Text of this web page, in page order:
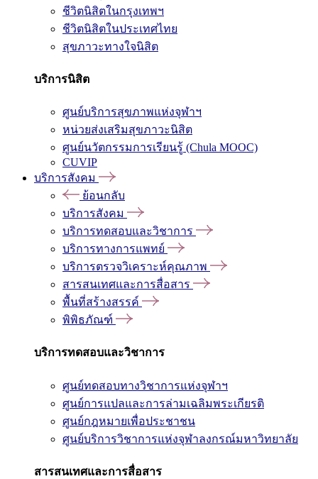
ชีวิตนิสิตในกรุงเทพฯ
ชีวิตนิสิตในประเทศไทย
สุขภาวะทางใจนิสิต
บริการนิสิต
ศูนย์บริการสุขภาพแห่งจุฬาฯ
หน่วยส่งเสริมสุขภาวะนิสิต
ศูนย์นวัตกรรมการเรียนรู้ (Chula MOOC)
CUVIP
บริการสังคม
ย้อนกลับ
บริการสังคม
บริการทดสอบและวิชาการ
บริการทางการแพทย์
บริการตรวจวิเคราะห์คุณภาพ
สารสนเทศและการสื่อสาร
พื้นที่สร้างสรรค์
พิพิธภัณฑ์
บริการทดสอบและวิชาการ
ศูนย์ทดสอบทางวิชาการแห่งจุฬาฯ
ศูนย์การแปลและการล่ามเฉลิมพระเกียรติ
ศูนย์กฎหมายเพื่อประชาชน
ศูนย์บริการวิชาการแห่งจุฬาลงกรณ์มหาวิทยาลัย
สารสนเทศและการสื่อสาร